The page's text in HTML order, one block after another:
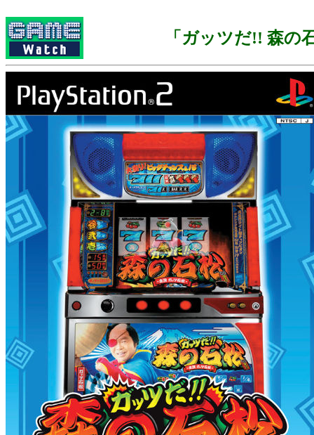
「ガッツだ!! 森の